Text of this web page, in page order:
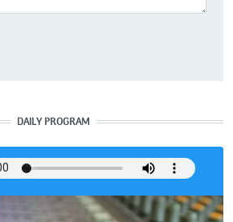
DAILY PROGRAM